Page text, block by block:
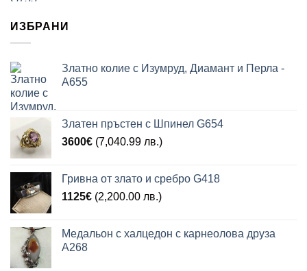
ИЗБРАНИ
Златно колие с Изумруд, Диамант и Перла -
A655
Златен пръстен с Шпинел G654
3600€ (7,040.99 лв.)
Гривна от злато и сребро G418
1125€ (2,200.00 лв.)
Медальон с халцедон с карнеолова друза
A268